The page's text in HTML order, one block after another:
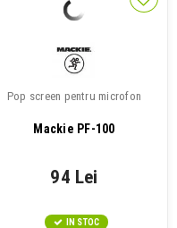
Pop screen pentru microfon
Mackie PF-100
94 Lei
IN STOC